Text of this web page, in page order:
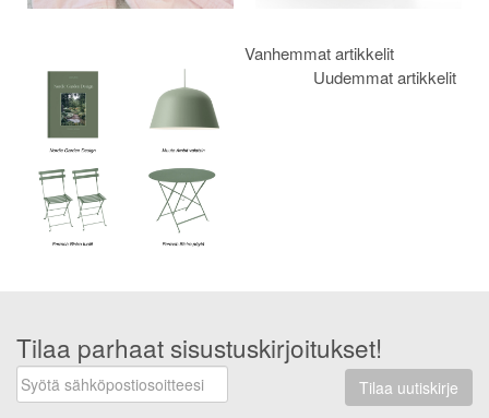
Vanhemmat artikkelit
Uudemmat artikkelit
Tilaa parhaat sisustuskirjoitukset!
Tilaa uutiskirje